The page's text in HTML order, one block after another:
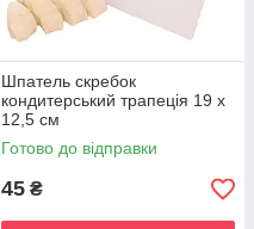
Шпатель скребок
кондитерський трапеція 19 х
12,5 см
Готово до відправки
45 ₴